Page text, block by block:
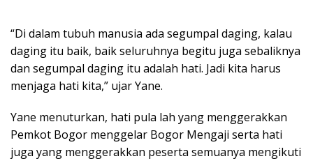
“Di dalam tubuh manusia ada segumpal daging, kalau
daging itu baik, baik seluruhnya begitu juga sebaliknya
dan segumpal daging itu adalah hati. Jadi kita harus
menjaga hati kita,” ujar Yane.
Yane menuturkan, hati pula lah yang menggerakkan
Pemkot Bogor menggelar Bogor Mengaji serta hati
juga yang menggerakkan peserta semuanya mengikuti